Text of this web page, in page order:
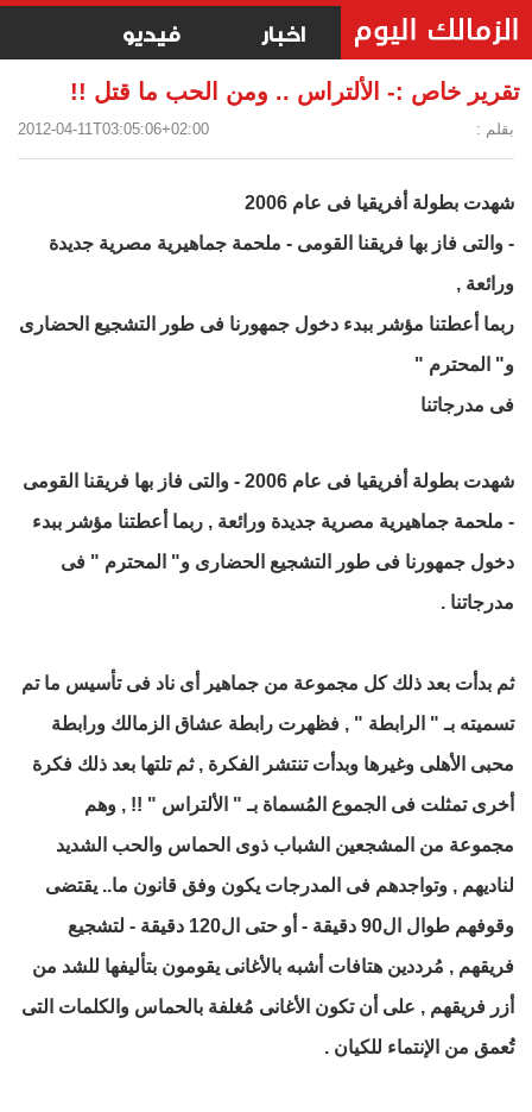
اخبار فيديو
تقرير خاص :- الألتراس .. ومن الحب ما قتل !!
بقلم : 2012-04-11T03:05:06+02:00
شهدت بطولة أفريقيا فى عام 2006
- والتى فاز بها فريقنا القومى - ملحمة جماهيرية مصرية جديدة
ورائعة ,
ربما أعطتنا مؤشر ببدء دخول جمهورنا فى طور التشجيع الحضارى
و" المحترم "
فى مدرجاتنا
شهدت بطولة أفريقيا فى عام 2006 - والتى فاز بها فريقنا القومى
- ملحمة جماهيرية مصرية جديدة ورائعة , ربما أعطتنا مؤشر ببدء
دخول جمهورنا فى طور التشجيع الحضارى و" المحترم " فى
مدرجاتنا .
ثم بدأت بعد ذلك كل مجموعة من جماهير أى ناد فى تأسيس ما تم
تسميته بـ " الرابطة " , فظهرت رابطة عشاق الزمالك ورابطة
محبى الأهلى وغيرها وبدأت تنتشر الفكرة , ثم تلتها بعد ذلك فكرة
أخرى تمثلت فى الجموع المُسماة بـ " الألتراس " !! , وهم
مجموعة من المشجعين الشباب ذوى الحماس والحب الشديد
لناديهم , وتواجدهم فى المدرجات يكون وفق قانون ما.. يقتضى
وقوفهم طوال ال90 دقيقة - أو حتى ال120 دقيقة - لتشجيع
فريقهم , مُرددين هتافات أشبه بالأغانى يقومون بتأليفها للشد من
أزر فريقهم , على أن تكون الأغانى مُغلفة بالحماس والكلمات التى
تُعمق من الإنتماء للكيان .